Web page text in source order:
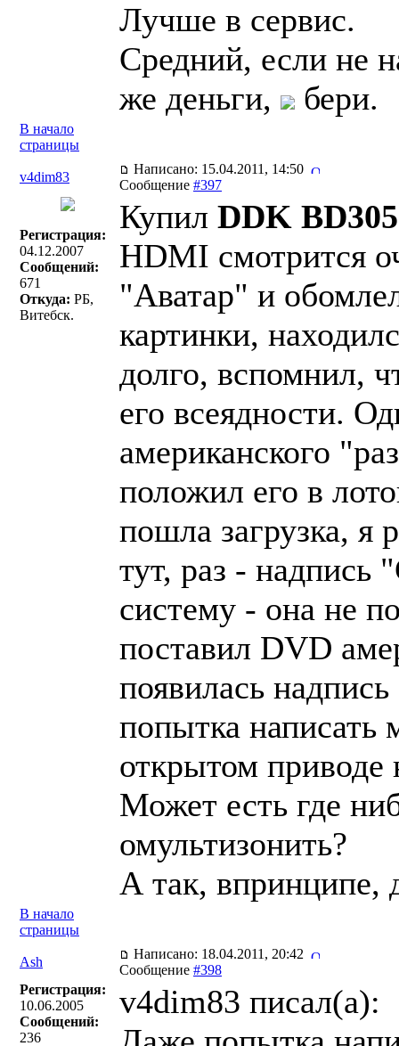
Лучше в сервис.
Средний, если не
же деньги,
бери.
В начало
страницы
v4dim83
Написано: 15.04.2011, 14:50
Сообщение #397
Регистрация:
04.12.2007
Сообщений:
671
Откуда: РБ,
Витебск.
Купил DDK
HDMI смотрится
"Аватар" и
картинки,
долго, вспомнил,
его всеядности.
американского
положил его в
пошла загрузка, я
тут, раз - надпись
систему - она не
поставил DVD
появилась
попытка написать
открытом приводе
Может есть где
омультизонить?
А так, впринципе,
В начало
страницы
Ash
Написано: 18.04.2011, 20:42
Сообщение #398
Регистрация:
10.06.2005
Сообщений:
236
v4dim83 писал(a):